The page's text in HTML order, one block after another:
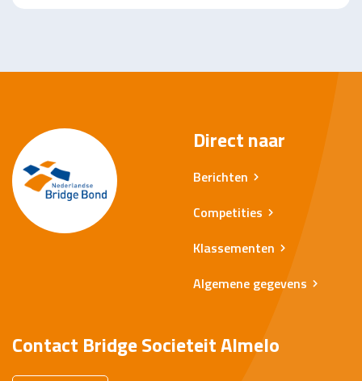
Direct naar
Berichten
Competities
Klassementen
Algemene gegevens
Contact Bridge Societeit Almelo